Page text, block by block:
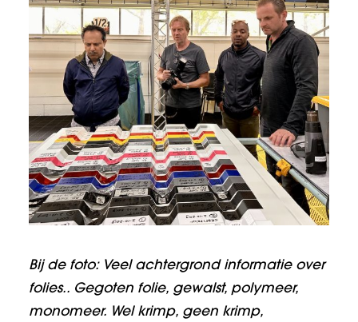
Bij de foto: Veel achtergrond informatie over
folies.. Gegoten folie, gewalst, polymeer,
monomeer. Wel krimp, geen krimp,